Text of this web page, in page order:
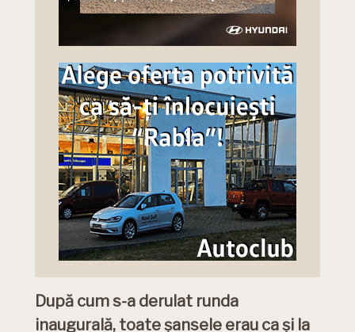
După cum s-a derulat runda
inaugurală, toate șansele erau ca și la